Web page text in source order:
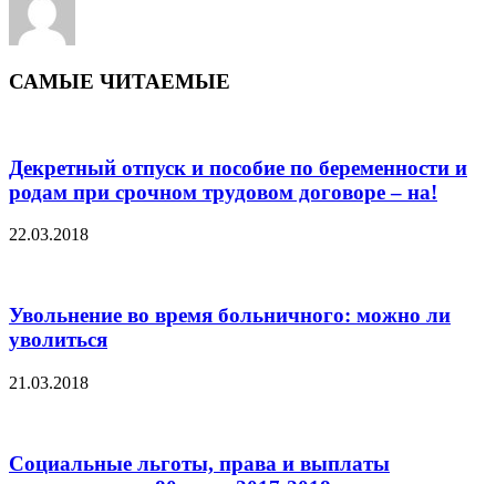
САМЫЕ ЧИТАЕМЫЕ
Декретный отпуск и пособие по беременности и
родам при срочном трудовом договоре – на!
22.03.2018
Увольнение во время больничного: можно ли
уволиться
21.03.2018
Социальные льготы, права и выплаты